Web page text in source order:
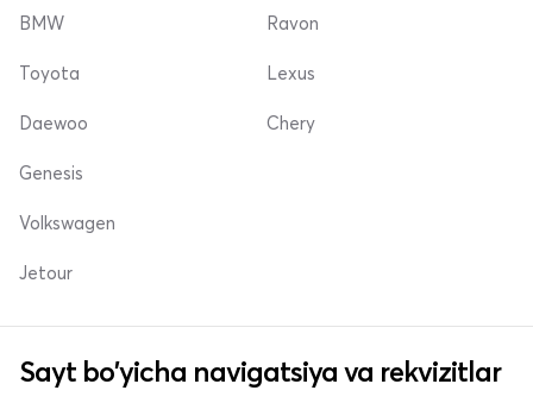
BMW
Toyota
Daewoo
Ravon
Lexus
Chery
Genesis
Volkswagen
Jetour
Sayt bo'yicha navigatsiya va rekvizitlar